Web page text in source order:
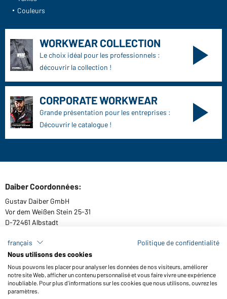
Couleurs
WORKWEAR COLLECTION
Le choix idéal pour les professionnels :
découvrir la collection !
CORPORATE WORKWEAR
Grande présentation pour les entreprises :
Découvrir le catalogue !
Daiber Coordonnées:
Gustav Daiber GmbH
Vor dem Weißen Stein 25-31
D-72461 Albstadt
Télécharger ou commander catalogues
Lien aux catalogues
français
Politique de confidentialité
Nous utilisons des cookies
Nous pouvons les placer pour analyser les données de nos visiteurs, améliorer
notre site Web, afficher un contenu personnalisé et vous faire vivre une expérience
inoubliable. Pour plus d'informations sur les cookies que nous utilisons, ouvrez les
paramètres.